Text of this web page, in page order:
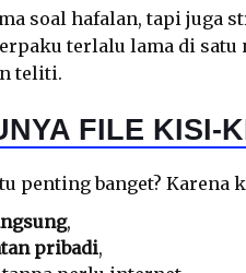
soal hafalan, tapi juga
terlalu lama di
teliti.
FILE KISI-
penting banget? Karena
,
pribadi,